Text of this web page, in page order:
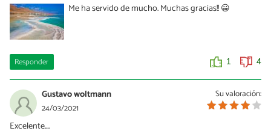
Me ha servido de mucho. Muchas gracias!! 😀
Responder 1 4
Su valoración:
Gustavo woltmann
24/03/2021
Excelente....